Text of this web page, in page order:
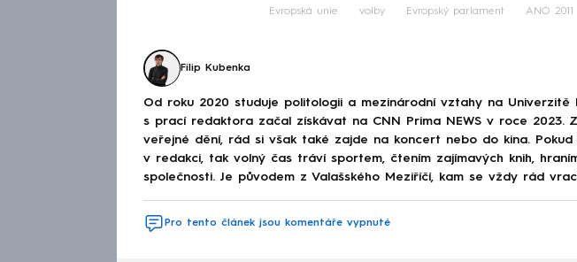
Evropská unie volby Evropský parlament ANO 2011
Filip Kubenka
Od roku 2020 studuje politologii a mezinárodní vztahy na Univerzitě
s prací redaktora začal získávat na CNN Prima NEWS v roce 2023.
veřejné dění, rád si však také zajde na koncert nebo do kina.
v redakci, tak volný čas tráví sportem, čtením zajímavých knih,
společnosti. Je původem z Valašského Meziříčí, kam se vždy rád
Pro tento článek jsou komentáře vypnuté